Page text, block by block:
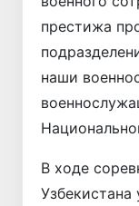
престижа
наши
В ходе